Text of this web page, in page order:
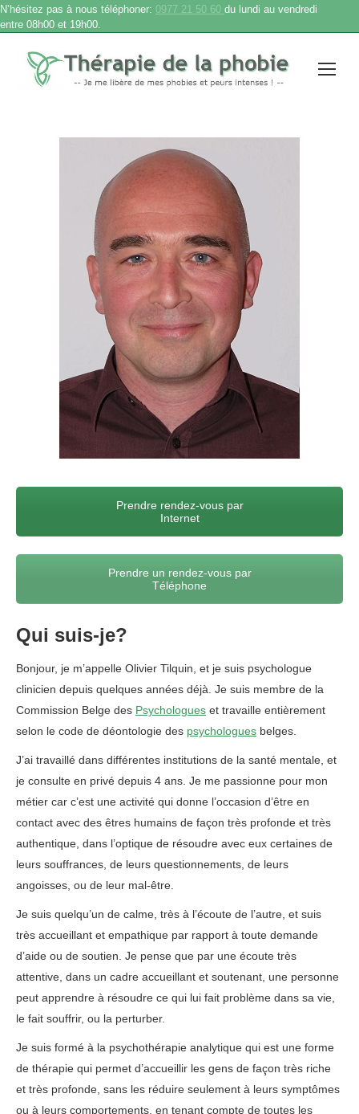
N’hésitez pas à nous téléphoner: 0977 21 50 60 du lundi au vendredi
entre 08h00 et 19h00.
Qui suis-je?
Bonjour, je m’appelle Olivier Tilquin, et je suis psychologue
clinicien depuis quelques années déjà. Je suis membre de la
Commission Belge des Psychologues et travaille entièrement
selon le code de déontologie des psychologues belges.
J’ai travaillé dans différentes institutions de la santé mentale, et
je consulte en privé depuis 4 ans. Je me passionne pour mon
métier car c’est une activité qui donne l’occasion d’être en
contact avec des êtres humains de façon très profonde et très
authentique, dans l’optique de résoudre avec eux certaines de
leurs souffrances, de leurs questionnements, de leurs
angoisses, ou de leur mal-être.
Je suis quelqu’un de calme, très à l’écoute de l’autre, et suis
très accueillant et empathique par rapport à toute demande
d’aide ou de soutien. Je pense que par une écoute très
attentive, dans un cadre accueillant et soutenant, une personne
peut apprendre à résoudre ce qui lui fait problème dans sa vie,
le fait souffrir, ou la perturber.
Je suis formé à la psychothérapie analytique qui est une forme
de thérapie qui permet d’accueillir les gens de façon très riche
et très profonde, sans les réduire seulement à leurs symptômes
ou à leurs comportements, en tenant compte de toutes les
Prendre rendez-vous par
Internet
Prendre un rendez-vous par
Téléphone